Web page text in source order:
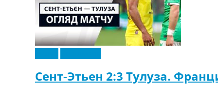
Сент-Этьен 2:3 Тулуза.